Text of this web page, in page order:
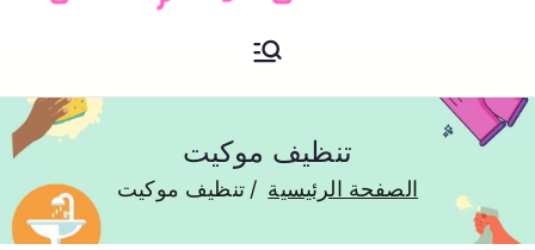
شركة تنظيف منازل و شقق في
تنظيف موكيت
الصفحة الرئيسية تنظيف موكيت